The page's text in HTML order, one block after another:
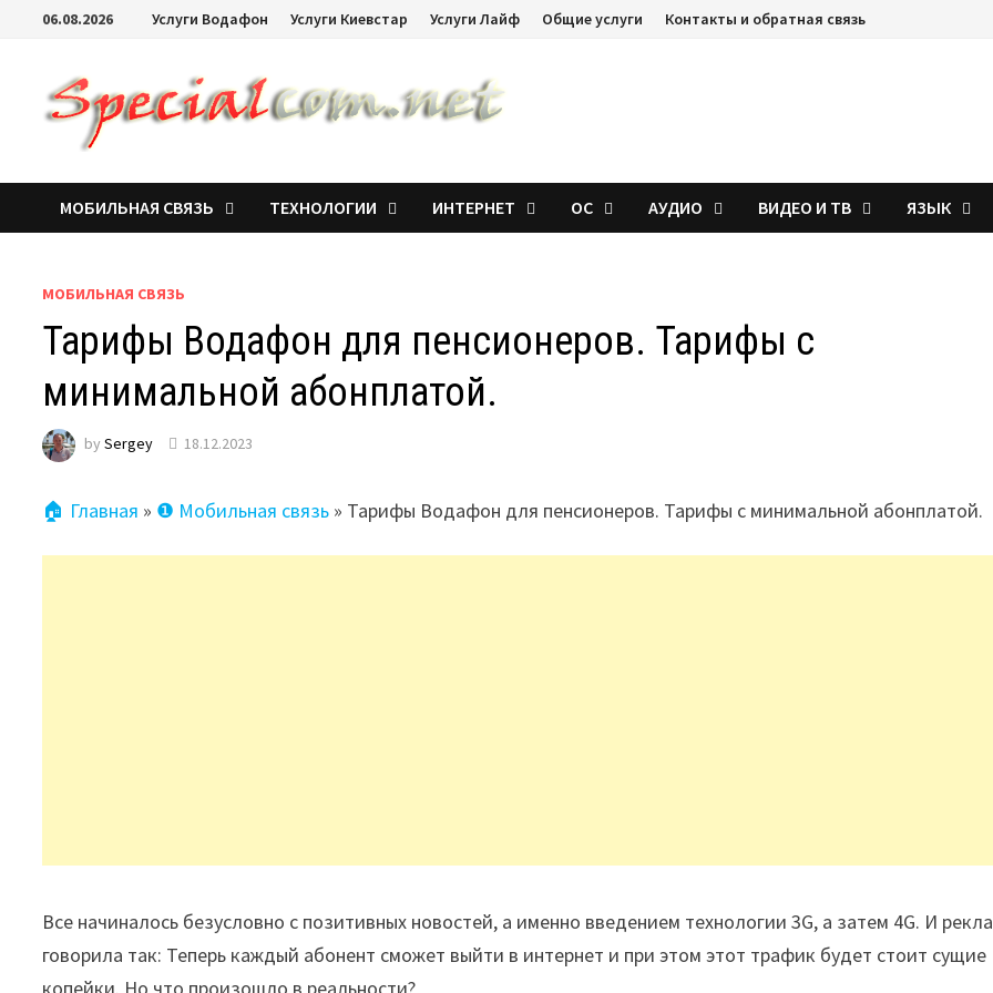
06.08.2026 Услуги Водафон Услуги Киевстар Услуги Лайф Общие услуги Контакты и обратная связь
МОБИЛЬНАЯ СВЯЗЬ ТЕХНОЛОГИИ ИНТЕРНЕТ ОС АУДИО ВИДЕО И ТВ ЯЗЫК
МОБИЛЬНАЯ СВЯЗЬ
Тарифы Водафон для пенсионеров. Тарифы с
минимальной абонплатой.
bySergey 18.12.2023
🏠 Главная » ❶ Мобильная связь » Тарифы Водафон для пенсионеров. Тарифы с минимальной абонплатой.
Все начиналось безусловно с позитивных новостей, а именно введением технологии 3G, а затем 4G. И
говорила так: Теперь каждый абонент сможет выйти в интернет и при этом этот трафик будет стоит сущие